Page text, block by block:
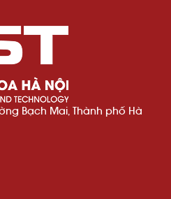
Bạch Mai, Thành phố Hà